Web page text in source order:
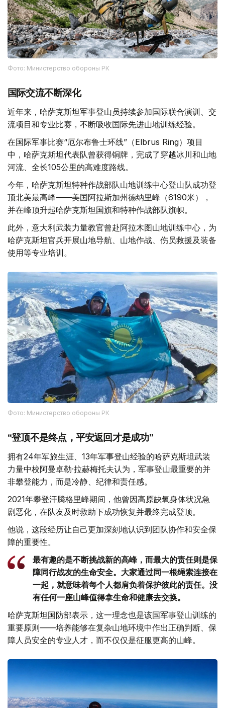
Фото: Министерство обороны РК
国际交流不断深化
近年来，哈萨克斯坦军事登山员持续参加国际联合演训、交
流项目和专业比赛，不断吸收国际先进山地训练经验。
在国际军事比赛“厄尔布鲁士环线”（Elbrus Ring）项目
中，哈萨克斯坦代表队曾获得铜牌，完成了穿越冰川和山地
河流、全长105公里的高难度路线。
今年，哈萨克斯坦特种作战部队山地训练中心登山队成功登
顶北美最高峰——美国阿拉斯加州德纳里峰（6190米），
并在峰顶升起哈萨克斯坦国旗和特种作战部队旗帜。
此外，意大利武装力量教官曾赴阿拉木图山地训练中心，为
哈萨克斯坦官兵开展山地导航、山地作战、伤员救援及装备
使用等专业培训。
Фото: Министерство обороны РК
“登顶不是终点，平安返回才是成功”
拥有24年军旅生涯、13年军事登山经验的哈萨克斯坦武装
力量中校阿曼卓勒·拉赫梅托夫认为，军事登山最重要的并
非攀登能力，而是冷静、纪律和责任感。
2021年攀登汗腾格里峰期间，他曾因高原缺氧身体状况急
剧恶化，在队友及时救助下成功恢复并最终完成登顶。
他说，这段经历让自己更加深刻地认识到团队协作和安全保
障的重要性。
最有趣的是不断挑战新的高峰，而最大的责任则是保
障同行战友的生命安全。大家通过同一根绳索连接在
一起，就意味着每个人都肩负着保护彼此的责任。没
有任何一座山峰值得拿生命和健康去交换。
哈萨克斯坦国防部表示，这一理念也是该国军事登山训练的
重要原则——培养能够在复杂山地环境中作出正确判断、保
障人员安全的专业人才，而不仅仅是征服更高的山峰。